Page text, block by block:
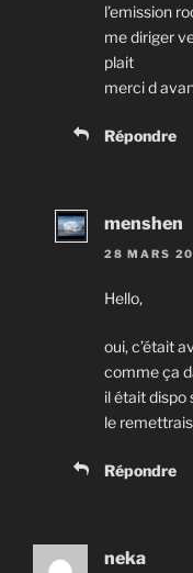
l’emission
me diriger
plait
merci d
Répondre
menshen
28 MARS
Hello,
oui, c’était
comme ça
il était dispo
le
Répondre
neka